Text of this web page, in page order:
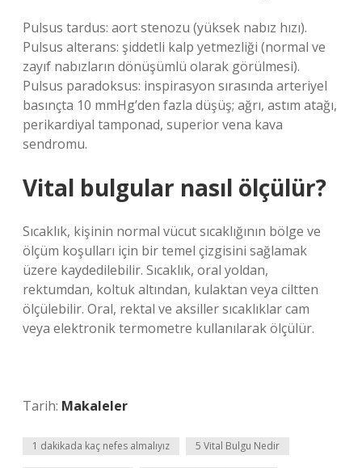
Pulsus tardus: aort stenozu (yüksek nabız hızı).
Pulsus alterans: şiddetli kalp yetmezliği (normal ve
zayıf nabızların dönüşümlü olarak görülmesi).
Pulsus paradoksus: inspirasyon sırasında arteriyel
basınçta 10 mmHg’den fazla düşüş; ağrı, astım atağı,
perikardiyal tamponad, superior vena kava
sendromu.
Vital bulgular nasıl ölçülür?
Sıcaklık, kişinin normal vücut sıcaklığının bölge ve
ölçüm koşulları için bir temel çizgisini sağlamak
üzere kaydedilebilir. Sıcaklık, oral yoldan,
rektumdan, koltuk altından, kulaktan veya ciltten
ölçülebilir. Oral, rektal ve aksiller sıcaklıklar cam
veya elektronik termometre kullanılarak ölçülür.
Tarih: Makaleler
1 dakikada kaç nefes almalıyız 5 Vital Bulgu Nedir